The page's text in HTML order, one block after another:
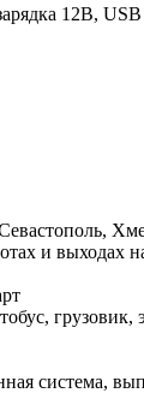
12В, USB
и выходах
грузовик,
система,